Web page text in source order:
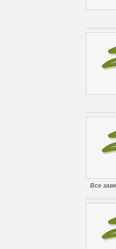
Все